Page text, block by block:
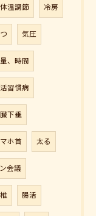
体温調節 冷房
気圧
、時間
習慣病
下垂
ホ首 太る
会議
腸活